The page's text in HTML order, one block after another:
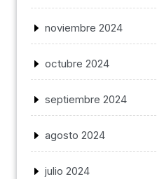
noviembre 2024
octubre 2024
septiembre 2024
agosto 2024
julio 2024